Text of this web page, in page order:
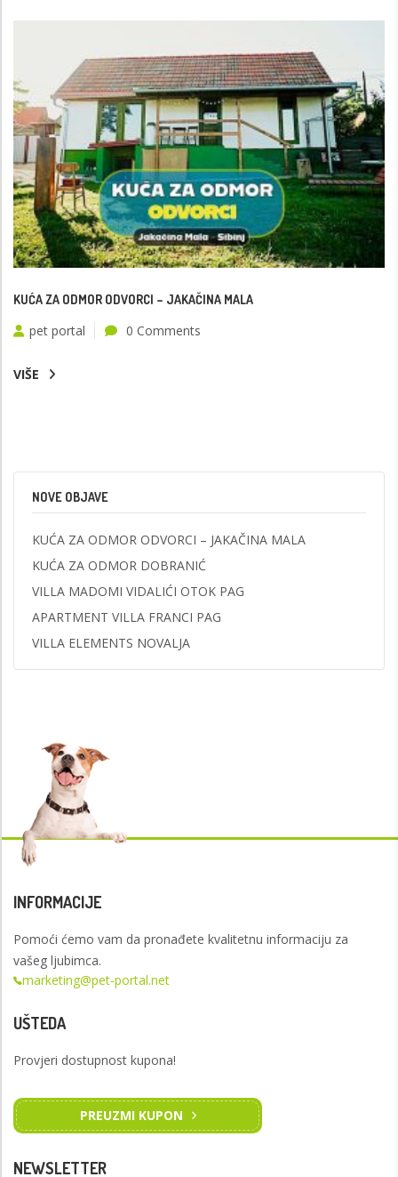
KUĆA ZA ODMOR ODVORCI – JAKAČINA MALA
pet portal 0 Comments
VIŠE
NOVE OBJAVE
KUĆA ZA ODMOR ODVORCI – JAKAČINA MALA
KUĆA ZA ODMOR DOBRANIĆ
VILLA MADOMI VIDALIĆI OTOK PAG
APARTMENT VILLA FRANCI PAG
VILLA ELEMENTS NOVALJA
INFORMACIJE
Pomoći ćemo vam da pronađete kvalitetnu informaciju za
vašeg ljubimca.
marketing@pet-portal.net
UŠTEDA
Provjeri dostupnost kupona!
PREUZMI KUPON
NEWSLETTER